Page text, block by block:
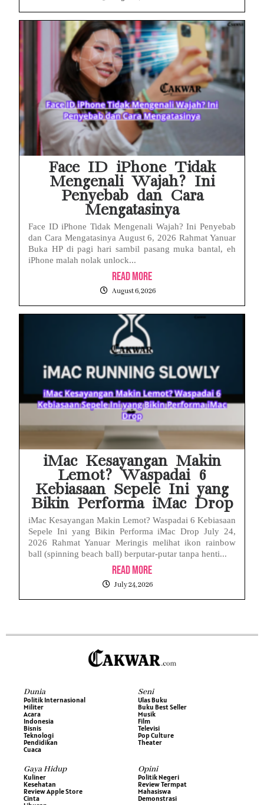
Face ID iPhone Tidak
Mengenali Wajah? Ini
Penyebab dan Cara
Mengatasinya
Face ID iPhone Tidak Mengenali Wajah? Ini Penyebab
dan Cara Mengatasinya August 6, 2026 Rahmat Yanuar
Buka HP di pagi hari sambil pasang muka bantal, eh
iPhone malah nolak unlock...
Read More
August 6, 2026
iMac Kesayangan Makin
Lemot? Waspadai 6
Kebiasaan Sepele Ini yang
Bikin Performa iMac Drop
iMac Kesayangan Makin Lemot? Waspadai 6 Kebiasaan
Sepele Ini yang Bikin Performa iMac Drop July 24,
2026 Rahmat Yanuar Meringis melihat ikon rainbow
ball (spinning beach ball) berputar-putar tanpa henti...
Read More
July 24, 2026
Dunia
Politik Internasional
Militer
Acara
Indonesia
Bisnis
Teknologi
Pendidikan
Cuaca
Seni
Ulas Buku
Buku Best Seller
Musik
Film
Televisi
Pop Culture
Theater
Gaya Hidup
Kuliner
Kesehatan
Review Apple Store
Cinta
Opini
Politik Negeri
Review Termpat
Mahasiswa
Demonstrasi